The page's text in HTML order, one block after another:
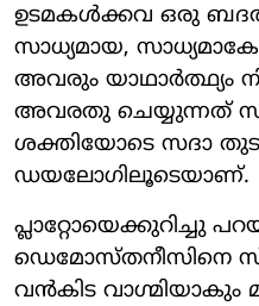
ഉടമകള്‍ക്കവ ഒരു
സാധ്യമായ,
അവരും യാഥാര്‍ത്ഥ്യം
അവരതു ചെയ്യുന്നത്
ശക്തിയോടെ സദാ
ഡയലോഗിലൂടെയാണ്.
പ്ലാറ്റോയെക്കുറിച്ചു
ഡെമോസ്തനീസിനെ
വന്‍കിട വാഗ്മിയാകും